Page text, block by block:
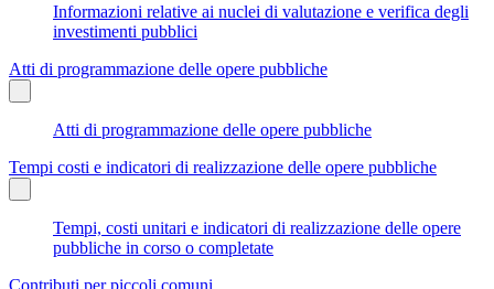
Informazioni relative ai nuclei di valutazione e verifica degli
investimenti pubblici
Atti di programmazione delle opere pubbliche
Atti di programmazione delle opere pubbliche
Tempi costi e indicatori di realizzazione delle opere pubbliche
Tempi, costi unitari e indicatori di realizzazione delle opere
pubbliche in corso o completate
Contributi per piccoli comuni